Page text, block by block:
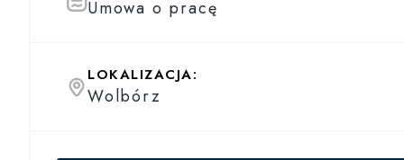
Umowa o pracę
LOKALIZACJA:
Wolbórz